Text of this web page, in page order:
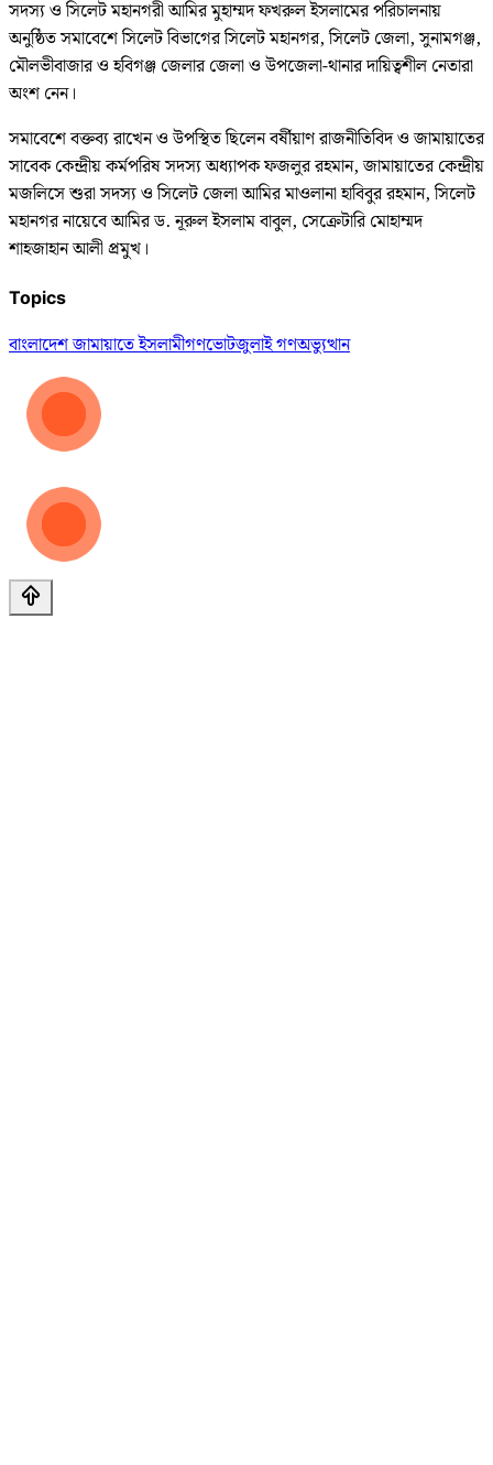
সদস্য ও সিলেট মহানগরী আমির মুহাম্মদ ফখরুল ইসলামের পরিচালনায়
অনুষ্ঠিত সমাবেশে সিলেট বিভাগের সিলেট মহানগর, সিলেট জেলা, সুনামগঞ্জ,
মৌলভীবাজার ও হবিগঞ্জ জেলার জেলা ও উপজেলা-থানার দায়িত্বশীল নেতারা
অংশ নেন।
সমাবেশে বক্তব্য রাখেন ও উপস্থিত ছিলেন বর্ষীয়াণ রাজনীতিবিদ ও জামায়াতের
সাবেক কেন্দ্রীয় কর্মপরিষ সদস্য অধ্যাপক ফজলুর রহমান, জামায়াতের কেন্দ্রীয়
মজলিসে শুরা সদস্য ও সিলেট জেলা আমির মাওলানা হাবিবুর রহমান, সিলেট
মহানগর নায়েবে আমির ড. নূরুল ইসলাম বাবুল, সেক্রেটারি মোহাম্মদ
শাহজাহান আলী প্রমুখ।
Topics
বাংলাদেশ জামায়াতে ইসলামীগণভোটজুলাই গণঅভ্যুত্থান